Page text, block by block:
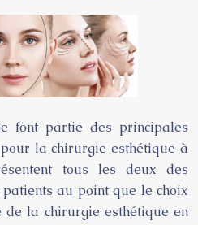
font partie des principales
la chirurgie esthétique à
tous les deux des
au point que le choix
la chirurgie esthétique en